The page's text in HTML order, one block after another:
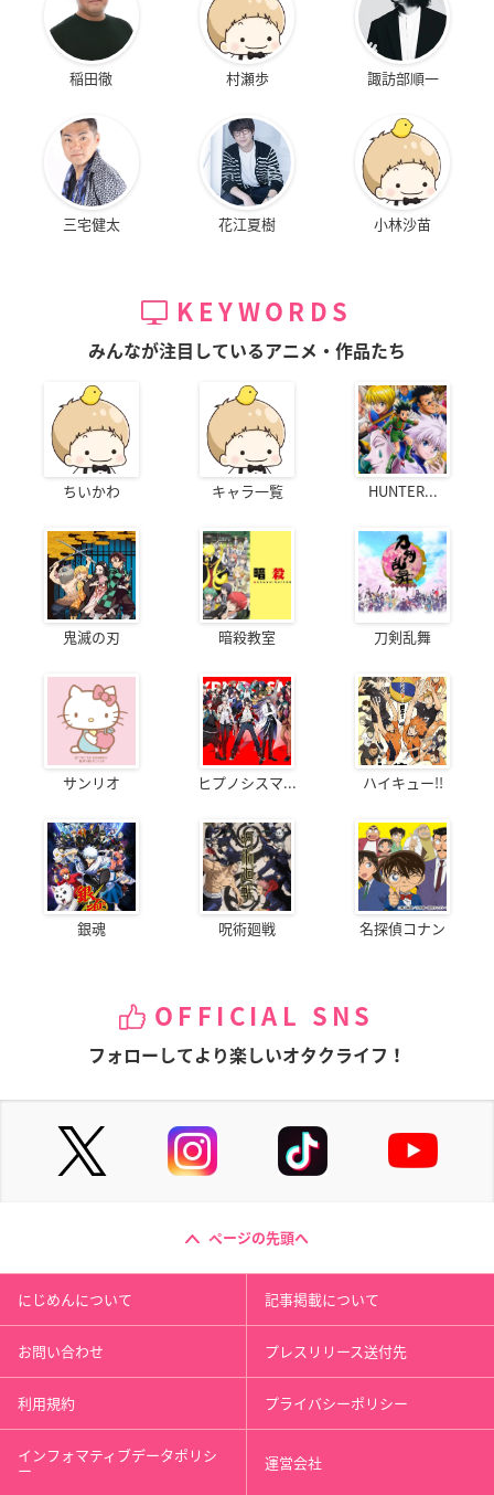
稲田徹 村瀬歩 諏訪部順一
三宅健太 花江夏樹 小林沙苗
KEYWORDS
みんなが注目しているアニメ・作品たち
ちいかわ キャラ一覧 HUNTER...
鬼滅の刃 暗殺教室 刀剣乱舞
サンリオ ヒプノシスマ... ハイキュー!!
銀魂 呪術廻戦 名探偵コナン
OFFICIAL SNS
フォローしてより楽しいオタクライフ！
ページの先頭へ
にじめんについて 記事掲載について
お問い合わせ プレスリリース送付先
利用規約 プライバシーポリシー
インフォマティブデータポリシ
ー 運営会社